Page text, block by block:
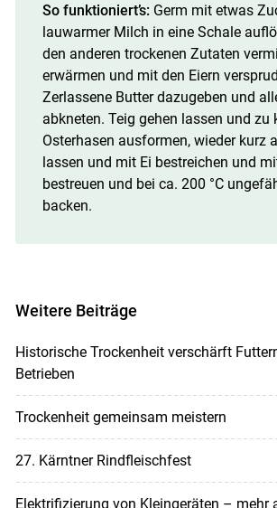
So funktioniert’s: Germ mit etwas
lauwarmer Milch in eine Schale
den anderen trockenen Zutaten
erwärmen und mit den Eiern
Zerlassene Butter dazugeben und
abkneten. Teig gehen lassen und zu
Osterhasen ausformen, wieder kurz
lassen und mit Ei bestreichen und
bestreuen und bei ca. 200 °C
backen.
Weitere Beiträge
Historische Trockenheit verschärft
Betrieben
Trockenheit gemeinsam meistern
27. Kärntner Rindfleischfest
Elektrifizierung von Kleingeräten – mehr